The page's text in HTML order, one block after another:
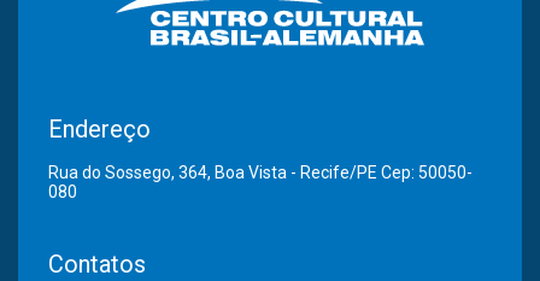
Endereço
Rua do Sossego, 364, Boa Vista - Recife/PE Cep: 50050-
080
Contatos